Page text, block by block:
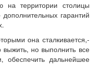
на территории столицы
гарантий
она сталкивается,-
выжить, но выполнить все
обеспечить дальнейшее